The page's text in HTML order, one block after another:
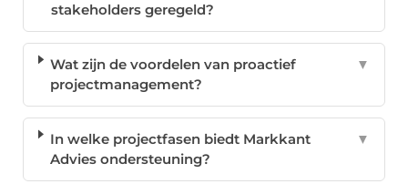
stakeholders geregeld?
Wat zijn de voordelen van proactief
projectmanagement?
▼
In welke projectfasen biedt Markkant
Advies ondersteuning?
▼